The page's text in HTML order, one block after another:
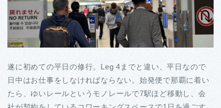
遂に初めての平日の修行。Leg 4までと違い、平日なので
日中はお仕事をしなければならない。始発便で那覇に着い
たら、ゆいレールというモノレールで7駅ほど移動し、会